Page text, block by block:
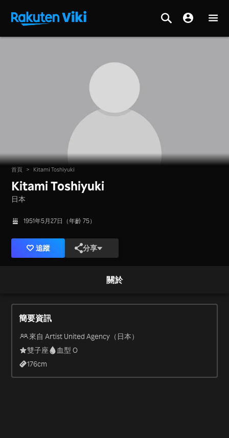
首頁 > Kitami Toshiyuki
Kitami Toshiyuki
日本
1951年5月27日（年齡 75）
追蹤 分享
關於
簡要資訊
來自 Artist United Agency（日本）
雙子座
血型 O
176cm